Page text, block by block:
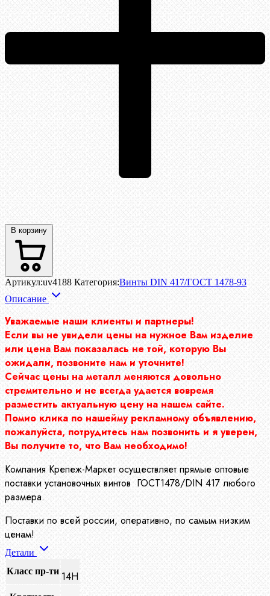
В корзину
Артикул:uv4188 Категория:Винты DIN 417/ГОСТ 1478-93
Описание
Уважаемые наши клиенты и партнеры!
Если вы не увидели цены на нужное Вам изделие
или цена Вам показалась не той, которую Вы
ожидали, позвоните нам и уточните!
Сейчас цены на металл меняются довольно
стремительно и не всегда удается вовремя
разместить актуальную цену на нашем сайте.
Помио клика по нашейму рекламному объявлению,
пожалуйста, потрудитесь нам позвонить и я уверен,
Вы получите то, что Вам необходимо!
Компания Крепеж-Маркет осуществляет прямые оптовые
поставки установочных винтов ГОСТ1478/DIN 417 любого
размера.
Поставки по всей россии, оперативно, по самым низким
ценам!
Детали
Класс пр-ти 14Н